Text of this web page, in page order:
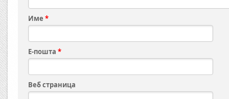
Име *
Е-пошта *
Веб страница